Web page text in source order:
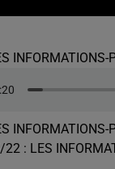
INFORMATIONS-
INFORMATIONS-
: LES